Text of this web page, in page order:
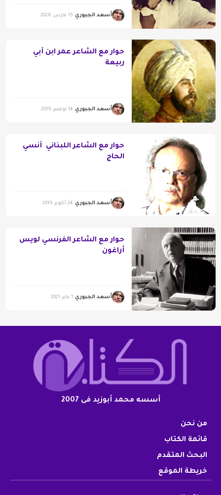
أسعد الجبوري 15 مارس 2026
حوار مع الشاعر عمر ابن أبي
ربيعة
أسعد الجبوري 14 نوفمبر 2019
حوار مع الشاعر اللبناني أنسي
الحاج
أسعد الجبوري 24 أكتوبر 2019
حوار مع الشاعر الفرنسي لويس
أراغون
أسعد الجبوري 1 يناير 2021
أسسه محمد أبوزيد فى 2007
من نحن
قائمة الكتاب
البحث المتقدم
خريطة الموقع